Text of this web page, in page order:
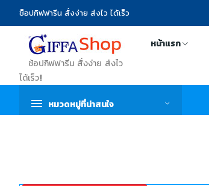
ช็อปกิฟฟารีน สั่งง่าย ส่งไว ได้เร็ว
ช้อปกิฟฟารีน สั่งง่าย ส่งไว
ได้เร็ว!
หน้าแรก
หมวดหมู่ที่น่าสนใจ